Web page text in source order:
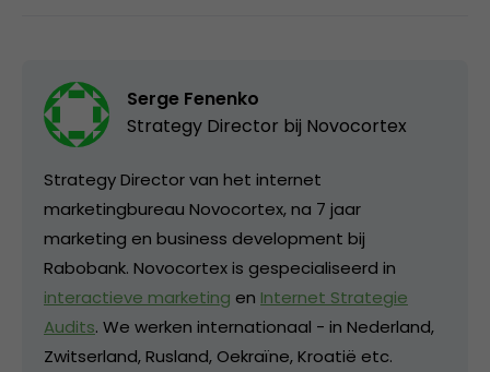
Serge Fenenko
Strategy Director bij Novocortex
Strategy Director van het internet
marketingbureau Novocortex, na 7 jaar
marketing en business development bij
Rabobank. Novocortex is gespecialiseerd in
interactieve marketing en Internet Strategie
Audits. We werken internationaal - in Nederland,
Zwitserland, Rusland, Oekraïne, Kroatië etc.